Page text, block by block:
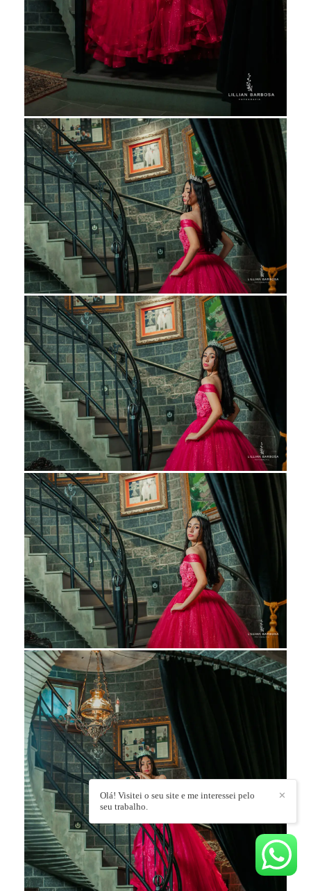
✕
Olá! Visitei o seu site e me interessei pelo
seu trabalho.